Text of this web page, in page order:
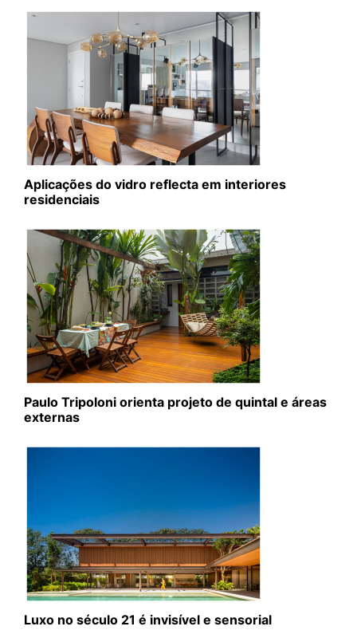
Aplicações do vidro reflecta em interiores
residenciais
Paulo Tripoloni orienta projeto de quintal e áreas
externas
Luxo no século 21 é invisível e sensorial